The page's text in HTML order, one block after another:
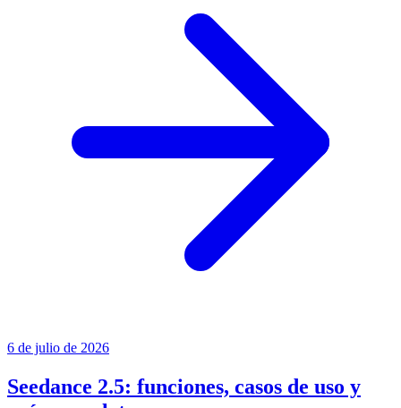
6 de julio de 2026
Seedance 2.5: funciones, casos de uso y